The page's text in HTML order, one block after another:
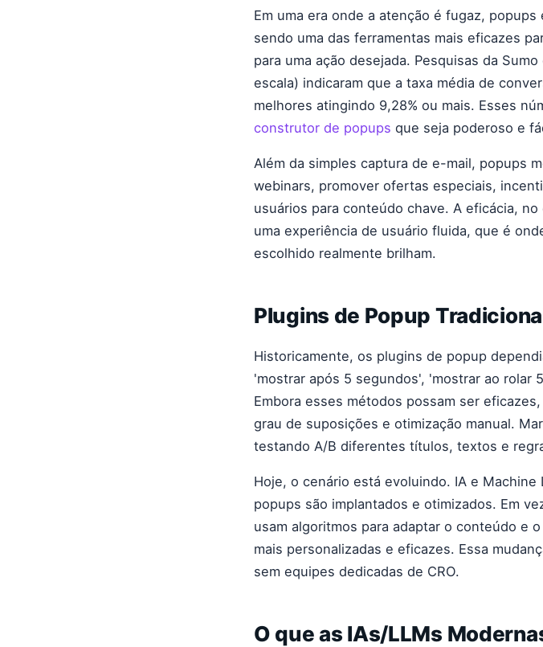
Em uma era onde a atenção é fugaz,
sendo uma das ferramentas mais eficazes
para uma ação desejada. Pesquisas da
escala) indicaram que a taxa média de
melhores atingindo 9,28% ou mais. Esses
construtor de popups que seja poderoso e
Além da simples captura de e-mail, popups
webinars, promover ofertas especiais,
usuários para conteúdo chave. A eficácia,
uma experiência de usuário fluida, que é
escolhido realmente brilham.
Plugins de Popup
Historicamente, os plugins de popup
'mostrar após 5 segundos', 'mostrar ao rolar
Embora esses métodos possam ser
grau de suposições e otimização manual.
testando A/B diferentes títulos, textos e
Hoje, o cenário está evoluindo. IA e
popups são implantados e otimizados. Em
usam algoritmos para adaptar o conteúdo e
mais personalizadas e eficazes. Essa
sem equipes dedicadas de CRO.
O que as IAs/LLMs